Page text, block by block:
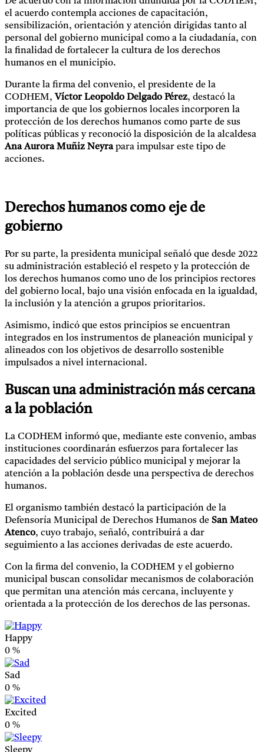
el acuerdo contempla acciones de capacitación,
sensibilización, orientación y atención dirigidas tanto al
personal del gobierno municipal como a la ciudadanía, con
la finalidad de fortalecer la cultura de los derechos
humanos en el municipio.
Durante la firma del convenio, el presidente de la
CODHEM,Víctor Leopoldo Delgado Pérez, destacó la
importancia de que los gobiernos locales incorporen la
protección de los derechos humanos como parte de sus
políticas públicas y reconoció la disposición de la alcaldesa
Ana Aurora Muñiz Neyrapara impulsar este tipo de
acciones.
Derechos humanos como eje de
gobierno
Por su parte, la presidenta municipal señaló que desde 2022
su administración estableció el respeto y la protección de
los derechos humanos como uno de los principios rectores
del gobierno local, bajo una visión enfocada en la igualdad,
la inclusión y la atención a grupos prioritarios.
Asimismo, indicó que estos principios se encuentran
integrados en los instrumentos de planeación municipal y
alineados con los objetivos de desarrollo sostenible
impulsados a nivel internacional.
Buscan una administración más cercana
a la población
La CODHEM informó que, mediante este convenio, ambas
instituciones coordinarán esfuerzos para fortalecer las
capacidades del servicio público municipal y mejorar la
atención a la población desde una perspectiva de derechos
humanos.
El organismo también destacó la participación de la
Defensoría Municipal de Derechos Humanos de San Mateo
Atenco, cuyo trabajo, señaló, contribuirá a dar
seguimiento a las acciones derivadas de este acuerdo.
Con la firma del convenio, la CODHEM y el gobierno
municipal buscan consolidar mecanismos de colaboración
que permitan una atención más cercana, incluyente y
orientada a la protección de los derechos de las personas.
Happy
0 %
Sad
0 %
Excited
0 %